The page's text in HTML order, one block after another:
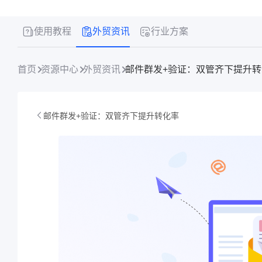
使用教程 外贸资讯 行业方案
首页 资源中心 外贸资讯 邮件群发+验证：双管齐下提升
邮件群发+验证：双管齐下提升转化率